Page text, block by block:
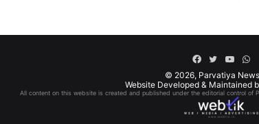
Facebook
Twitter
© 2026, Parvatiya
Website Developed & Maintained
All content on this website is created and published under the editorial control of